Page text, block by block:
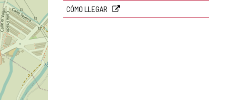
electrónico
CÓMO LLEGAR